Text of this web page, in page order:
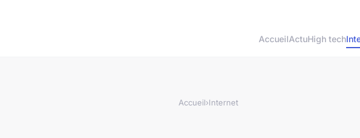
AccueilActuHigh tech
Accueil›Internet